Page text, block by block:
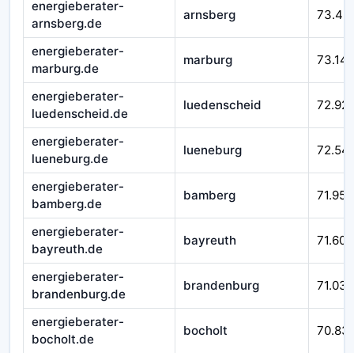
energieberater-
arnsberg.de
arnsberg
energieberater-
marburg.de
marburg 73.147
energieberater-
luedenscheid.de
luedenscheid
energieberater-
lueneburg.de
lueneburg
energieberater-
bamberg.de
bamberg 71.952
energieberater-
bayreuth.de
bayreuth 71.601
energieberater-
brandenburg.de
brandenburg 71.032
energieberater-
bocholt.de
bocholt